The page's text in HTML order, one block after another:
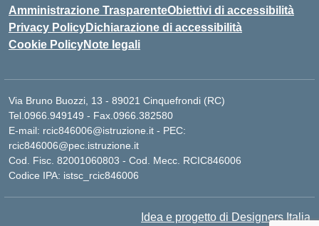
Amministrazione TrasparenteObiettivi di accessibilità
Privacy PolicyDichiarazione di accessibilità
Cookie PolicyNote legali
Via Bruno Buozzi, 13 - 89021 Cinquefrondi (RC)
Tel.0966.949149 - Fax.0966.382580
E-mail: rcic846006@istruzione.it - PEC:
rcic846006@pec.istruzione.it
Cod. Fisc. 82001060803 - Cod. Mecc. RCIC846006
Codice IPA: istsc_rcic846006
Idea e progetto di Designers Italia